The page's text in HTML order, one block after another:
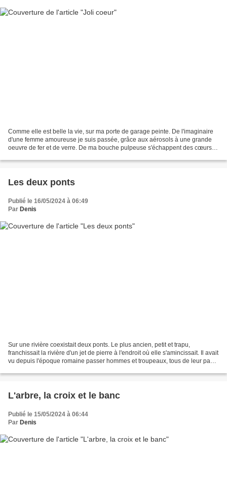
Comme elle est belle la vie, sur ma porte de garage peinte. De l'imaginaire
d'une femme amoureuse je suis passée, grâce aux aérosols à une grande
oeuvre de fer et de verre. De ma bouche pulpeuse s'échappent des cœurs
Les deux ponts
Publié le 16/05/2024 à 06:49
Par Denis
Sur une rivière coexistait deux ponts. Le plus ancien, petit et trapu,
franchissait la rivière d'un jet de pierre à l'endroit où elle s'amincissait. Il avait
vu depuis l'époque romaine passer hommes et troupeaux, tous de leur pas
L'arbre, la croix et le banc
Publié le 15/05/2024 à 06:44
Par Denis